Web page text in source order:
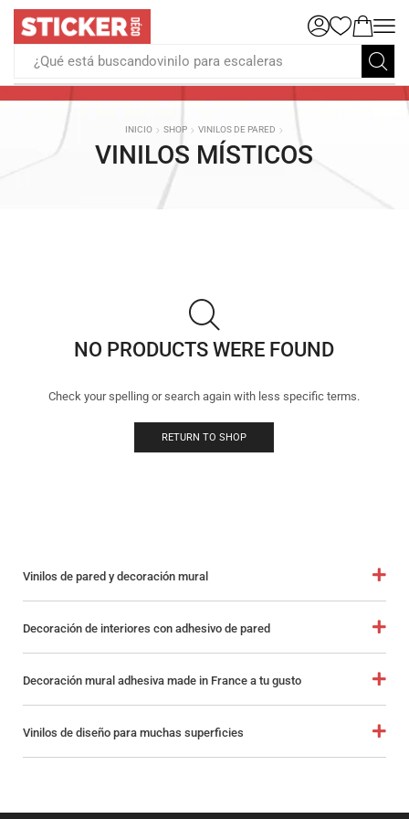
¿Qué está buscandovinilo para escaleras
INICIO SHOP VINILOS DE PARED
VINILOS MÍSTICOS
NO PRODUCTS WERE FOUND
Check your spelling or search again with less specific terms.
RETURN TO SHOP
Vinilos de pared y decoración mural
Decoración de interiores con adhesivo de pared
Decoración mural adhesiva made in France a tu gusto
Vinilos de diseño para muchas superficies